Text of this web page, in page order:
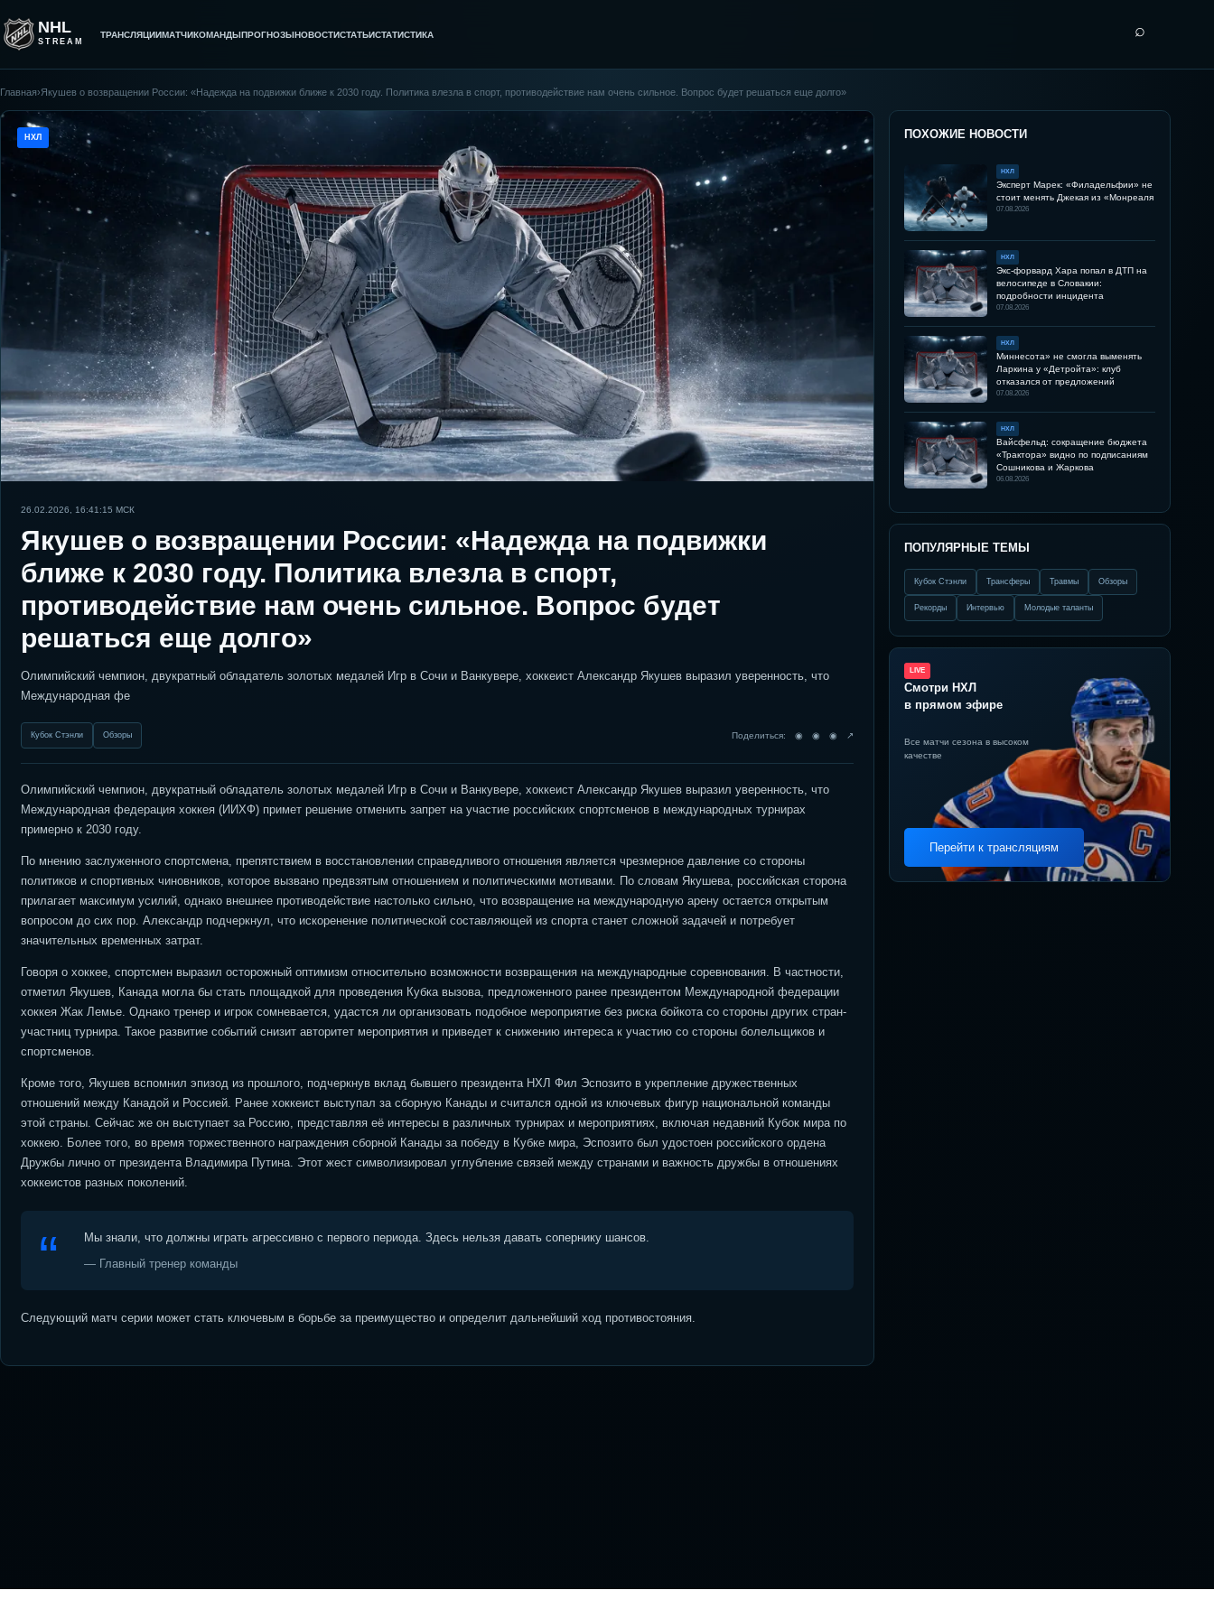
NHL
STREAM
ТРАНСЛЯЦИИМАТЧИКОМАНДЫПРОГНОЗЫНОВОСТИСТАТЬИСТАТИСТИКА ⌕
Главная›Якушев о возвращении России: «Надежда на подвижки ближе к 2030 году. Политика влезла в спорт, противодействие нам очень сильное. Вопрос будет решаться еще долго»
НХЛ
26.02.2026, 16:41:15 МСК
Якушев о возвращении России: «Надежда на подвижки
ближе к 2030 году. Политика влезла в спорт,
противодействие нам очень сильное. Вопрос будет
решаться еще долго»
Олимпийский чемпион, двукратный обладатель золотых медалей Игр в Сочи и Ванкувере, хоккеист Александр Якушев выразил уверенность, что
Международная фе
Кубок Стэнли Обзоры Поделиться: ◉ ◉ ◉ ↗
Олимпийский чемпион, двукратный обладатель золотых медалей Игр в Сочи и Ванкувере, хоккеист Александр Якушев выразил уверенность, что
Международная федерация хоккея (ИИХФ) примет решение отменить запрет на участие российских спортсменов в международных турнирах
примерно к 2030 году.
По мнению заслуженного спортсмена, препятствием в восстановлении справедливого отношения является чрезмерное давление со стороны
политиков и спортивных чиновников, которое вызвано предвзятым отношением и политическими мотивами. По словам Якушева, российская сторона
прилагает максимум усилий, однако внешнее противодействие настолько сильно, что возвращение на международную арену остается открытым
вопросом до сих пор. Александр подчеркнул, что искоренение политической составляющей из спорта станет сложной задачей и потребует
значительных временных затрат.
Говоря о хоккее, спортсмен выразил осторожный оптимизм относительно возможности возвращения на международные соревнования. В частности,
отметил Якушев, Канада могла бы стать площадкой для проведения Кубка вызова, предложенного ранее президентом Международной федерации
хоккея Жак Лемье. Однако тренер и игрок сомневается, удастся ли организовать подобное мероприятие без риска бойкота со стороны других стран-
участниц турнира. Такое развитие событий снизит авторитет мероприятия и приведет к снижению интереса к участию со стороны болельщиков и
спортсменов.
Кроме того, Якушев вспомнил эпизод из прошлого, подчеркнув вклад бывшего президента НХЛ Фил Эспозито в укрепление дружественных
отношений между Канадой и Россией. Ранее хоккеист выступал за сборную Канады и считался одной из ключевых фигур национальной команды
этой страны. Сейчас же он выступает за Россию, представляя её интересы в различных турнирах и мероприятиях, включая недавний Кубок мира по
хоккею. Более того, во время торжественного награждения сборной Канады за победу в Кубке мира, Эспозито был удостоен российского ордена
Дружбы лично от президента Владимира Путина. Этот жест символизировал углубление связей между странами и важность дружбы в отношениях
хоккеистов разных поколений.
Мы знали, что должны играть агрессивно с первого периода. Здесь нельзя давать сопернику шансов.
— Главный тренер команды
Следующий матч серии может стать ключевым в борьбе за преимущество и определит дальнейший ход противостояния.
ПОХОЖИЕ НОВОСТИ
НХЛ
Эксперт Марек: «Филадельфии» не
стоит менять Джекая из «Монреаля
07.08.2026
НХЛ
Экс-форвард Хара попал в ДТП на
велосипеде в Словакии:
подробности инцидента
07.08.2026
НХЛ
Миннесота» не смогла выменять
Ларкина у «Детройта»: клуб
отказался от предложений
07.08.2026
НХЛ
Вайсфельд: сокращение бюджета
«Трактора» видно по подписаниям
Сошникова и Жаркова
06.08.2026
ПОПУЛЯРНЫЕ ТЕМЫ
Кубок Стэнли Трансферы Травмы Обзоры
Рекорды Интервью Молодые таланты
LIVE
Смотри НХЛ
в прямом эфире
Все матчи сезона в высоком
качестве
Перейти к трансляциям